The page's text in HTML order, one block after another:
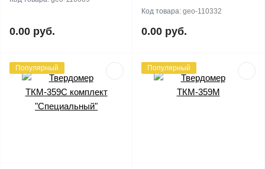
0.00 руб.
Код товара: geo-110332
0.00 руб.
Популярный Популярный